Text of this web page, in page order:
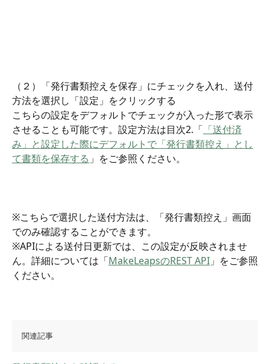
（２）「発行書類控えを保存」にチェックを入れ、送付
方法を選択し「設定」をクリックする
こちらの設定をデフォルトでチェックが入った形で表示
させることも可能です。設定方法は目次2.「 「送付済
み」と設定した際にデフォルトで「発行書類控え」とし
て書類を保存する 」をご参照ください。
※こちらで選択した送付方法は、「発行書類控え」画面
でのみ確認することができます。
※APIによる送付日更新では、この設定が反映されませ
ん。詳細については「MakeLeapsのREST API 」をご参照
ください。
関連記事